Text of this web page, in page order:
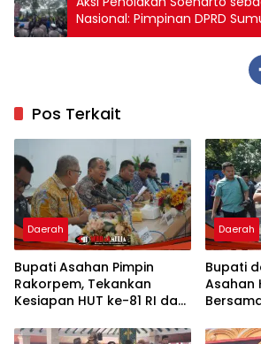
Nasional: Pimpinan DPRD
Tak Berani Hadir di Hadapan
Pos Terkait
Daerah
Bupati Asahan Pimpin
Rakorpem, Tekankan
Kesiapan HUT ke-81 RI dan
Prioritas 2027
Daerah
Bupati
Asahan